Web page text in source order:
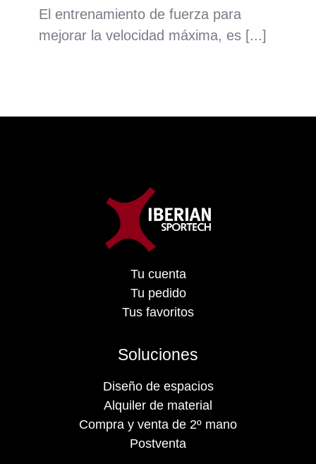
El entrenamiento de fuerza para
mejorar la velocidad máxima, es [...]
Tu cuenta
Tu pedido
Tus favoritos
Soluciones
Diseño de espacios
Alquiler de material
Compra y venta de 2º mano
Postventa